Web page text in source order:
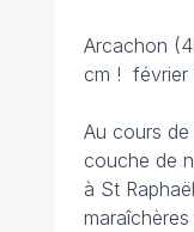
Arcachon
cm ! février
Au cours
couche de
à St